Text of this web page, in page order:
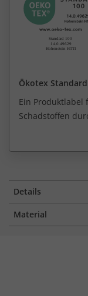
Ökotex
Ein Produktlabel
Schadstoffen
Details
Material